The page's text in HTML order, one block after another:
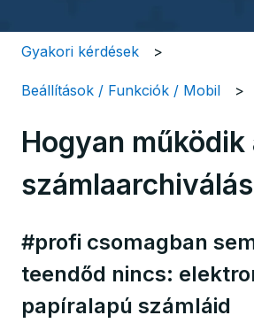
Gyakori kérdések
Beállítások / Funkciók / Mobil
Hogyan működik
#profi csomagban
teendőd nincs:
papíralapú számláid